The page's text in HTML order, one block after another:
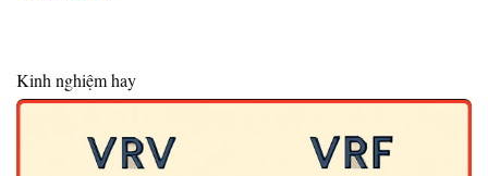
Kinh nghiệm hay